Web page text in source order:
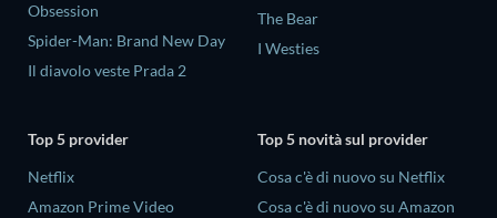
Obsession
Spider-Man: Brand New Day
Il diavolo veste Prada 2
The Bear
I Westies
Top 5 provider
Netflix
Amazon Prime Video
Top 5 novità sul provider
Cosa c'è di nuovo su Netflix
Cosa c'è di nuovo su Amazon